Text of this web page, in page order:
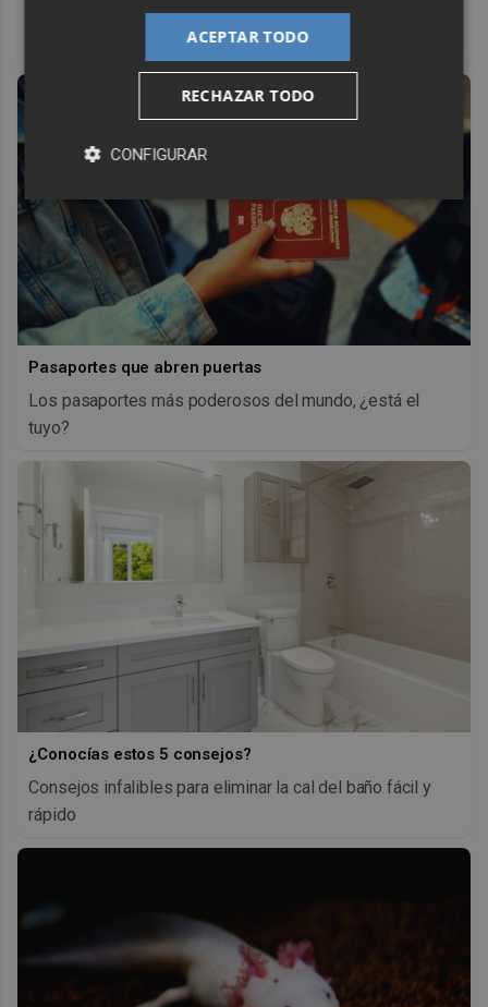
Un verdadero MMORPG de la vieja escuela ¡Cómo los de
Pasaportes que abren puertas
Los pasaportes más poderosos del mundo, ¿está el
tuyo?
¿Conocías estos 5 consejos?
Consejos infalibles para eliminar la cal del baño fácil y
rápido
ACEPTAR TODO
RECHAZAR TODO
CONFIGURAR